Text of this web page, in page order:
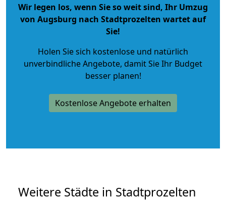
Wir legen los, wenn Sie so weit sind, Ihr Umzug
von Augsburg nach Stadtprozelten wartet auf
Sie!
Holen Sie sich kostenlose und natürlich
unverbindliche Angebote, damit Sie Ihr Budget
besser planen!
Kostenlose Angebote erhalten
Weitere Städte in Stadtprozelten